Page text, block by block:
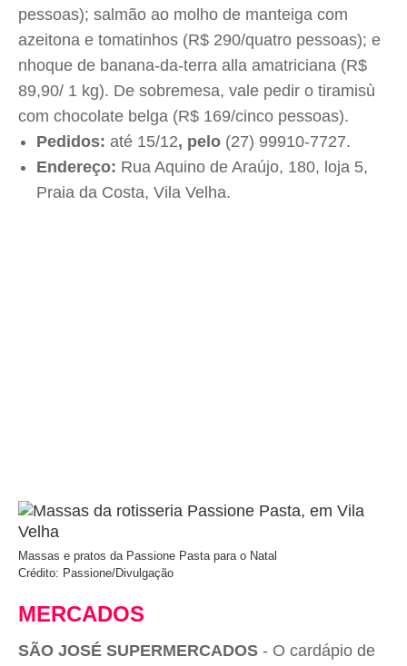
pessoas); salmão ao molho de manteiga com
azeitona e tomatinhos (R$ 290/quatro pessoas); e
nhoque de banana-da-terra alla amatriciana (R$
89,90/ 1 kg). De sobremesa, vale pedir o tiramisù
com chocolate belga (R$ 169/cinco pessoas).
Pedidos: até 15/12, pelo (27) 99910-7727.
Endereço: Rua Aquino de Araújo, 180, loja 5,
Praia da Costa, Vila Velha.
Massas e pratos da Passione Pasta para o Natal
Crédito: Passione/Divulgação
MERCADOS
SÃO JOSÉ SUPERMERCADOS - O cardápio de